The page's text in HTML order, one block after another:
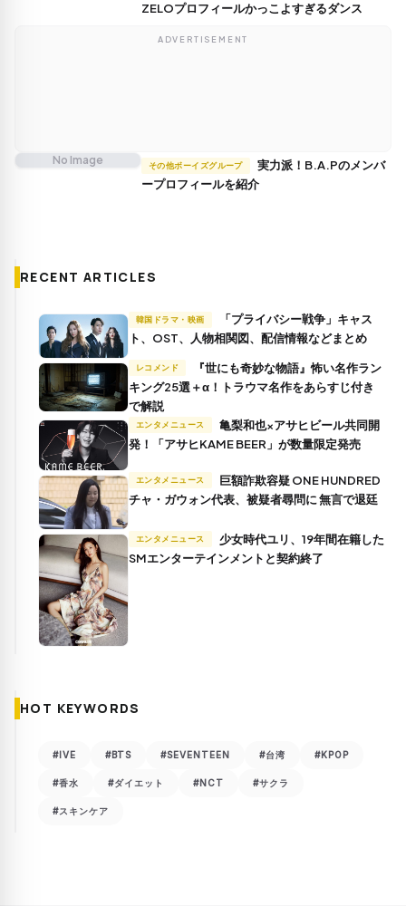
ZELOプロフィールかっこよすぎるダンス
ADVERTISEMENT
No Image その他ボーイズグループ
ープロフィールを紹介
RECENT ARTICLES
韓国ドラマ・映画
ト、OST、人物相関図、配信情報などまとめ
レコメンド
キング25選＋α！トラウマ名作をあらすじ付き
で解説
エンタメニュース
発！「アサヒKAME BEER」が数量限定発売
エンタメニュース
チャ・ガウォン代表、被疑者尋問に 無言で退廷
エンタメニュース
SMエンターテインメントと契約終了
HOT KEYWORDS
#IVE #BTS #SEVENTEEN #台湾 #KPOP
#香水 #ダイエット #NCT #サクラ
#スキンケア